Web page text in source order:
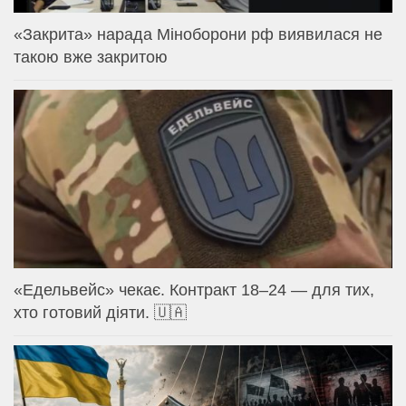
«Закрита» нарада Міноборони рф виявилася не
такою вже закритою
«Едельвейс» чекає. Контракт 18–24 — для тих,
хто готовий діяти. 🇺🇦